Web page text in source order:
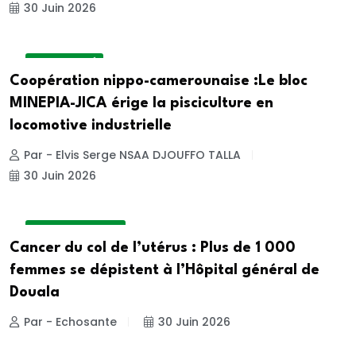
30 Juin 2026
Coopération nippo-camerounaise :Le bloc
MINEPIA-JICA érige la pisciculture en
locomotive industrielle
Par - Elvis Serge NSAA DJOUFFO TALLA
30 Juin 2026
Cancer du col de l’utérus : Plus de 1 000
femmes se dépistent à l’Hôpital général de
Douala
Par - Echosante 30 Juin 2026